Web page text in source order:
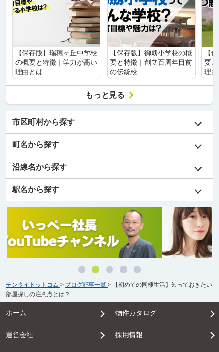
【保存版】瑞穂ヶ丘中学校
の概要と特徴｜学力が高い
理由とは
【保存版】御劔小学校の概
要と特徴｜創立百周年目前
の伝統校
【
要
理
もっと見る
市区町村から探す
町名から探す
沿線名から探す
駅名から探す
チンタイドットコム > ブログ記事一覧 >
【初めての同棲生活】知っておきたい
部屋探しの注意点とは？
ホーム 物件カタログ
運営会社 採用情報